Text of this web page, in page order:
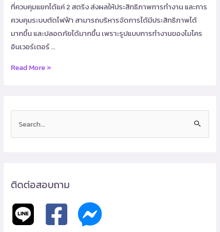
ที่ควบคุมแยกได้แค่ 2 สตริง ส่งผลให้ประสิทธิภาพการทำงาน และการ
ควบคุมระบบตัดไฟฟ้า สามารถบริหารจัดการได้มีประสิทธิภาพได้
มากขึ้น และปลอดภัยได้มากขึ้น เพราะรูปแบบการทำงานของไมโคร
อินเวอร์เตอร์ …
Read More »
e
c
o
ติดต่อสอบถาม